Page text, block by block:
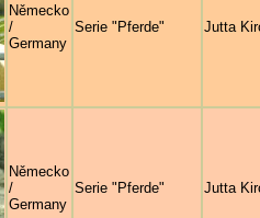
Německo
/
Germany
Serie "Pferde" Jutta
Německo
/
Germany
Serie "Pferde" Jutta